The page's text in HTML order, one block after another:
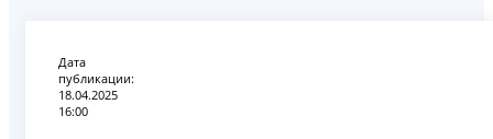
Дата
публикации:
18.04.2025
16:00